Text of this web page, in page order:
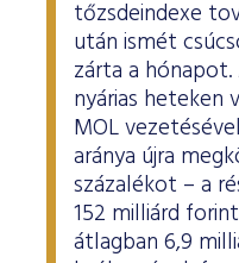
tőzsdeindexe
után ismét
zárta a
nyárias heteken
MOL
aránya újra
százalékot – a
152 milliárd
átlagban 6,9